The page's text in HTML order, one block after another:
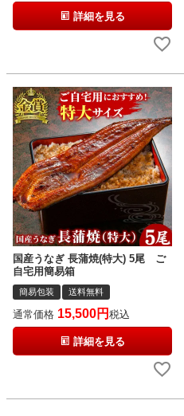
詳細を見る
国産うなぎ 長蒲焼(特大) 5尾 ご
自宅用簡易箱
簡易包装 送料無料
通常価格 15,500 税込
詳細を見る